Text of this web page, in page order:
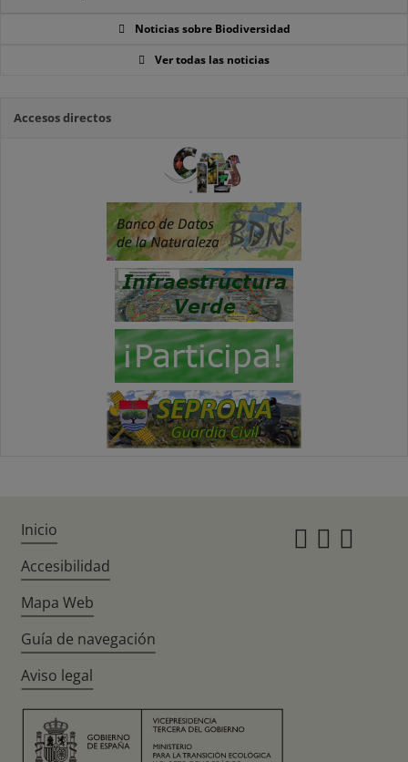
Noticias sobre Biodiversidad
Ver todas las noticias
Accesos directos
Inicio
Accesibilidad
Mapa Web
Guía de navegación
Aviso legal